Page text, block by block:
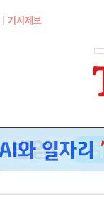
기사제보